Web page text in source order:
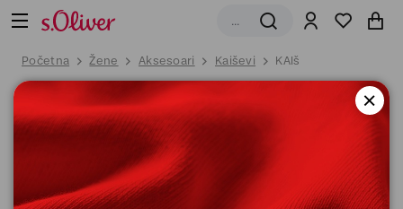
Početna Žene Aksesoari Kaiševi KAIš